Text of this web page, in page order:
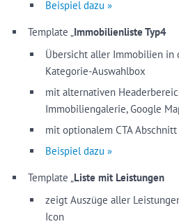
Beispiel dazu »
Template „Immobilienliste Typ4
Übersicht aller Immobilien
Kategorie-Auswahlbox
mit alternativen
Immobiliengalerie, Google
mit optionalem CTA
Beispiel dazu »
Template „Liste mit Leistungen
zeigt Auszüge aller
Icon